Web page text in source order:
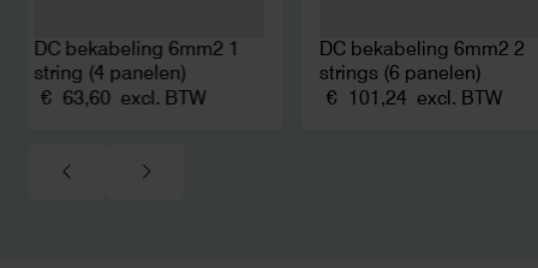
DC bekabeling 6mm2 1
string (4 panelen)
€ 63,60 excl. BTW
DC bekabeling 6mm2 2
strings (6 panelen)
€ 101,24 excl. BTW